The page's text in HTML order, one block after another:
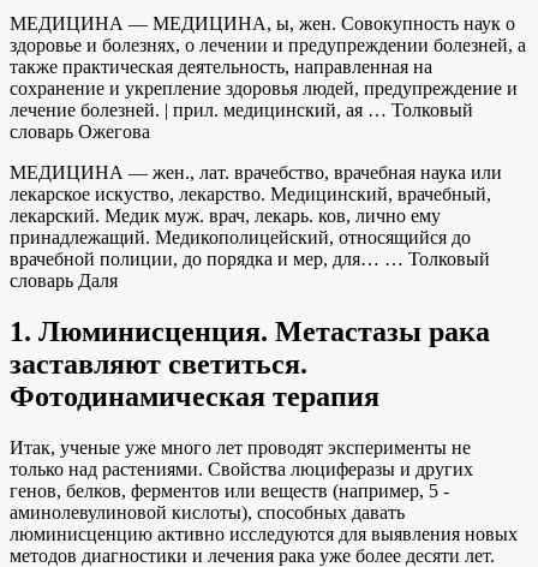
МЕДИЦИНА — МЕДИЦИНА, ы, жен. Совокупность наук о
здоровье и болезнях, о лечении и предупреждении болезней, а
также практическая деятельность, направленная на
сохранение и укрепление здоровья людей, предупреждение и
лечение болезней. | прил. медицинский, ая … Толковый
словарь Ожегова
МЕДИЦИНА — жен., лат. врачебство, врачебная наука или
лекарское искуство, лекарство. Медицинский, врачебный,
лекарский. Медик муж. врач, лекарь. ков, лично ему
принадлежащий. Медикополицейский, относящийся до
врачебной полиции, до порядка и мер, для… … Толковый
словарь Даля
1. Люминисценция. Метастазы рака
заставляют светиться.
Фотодинамическая терапия
Итак, ученые уже много лет проводят эксперименты не
только над растениями. Свойства люциферазы и других
генов, белков, ферментов или веществ (например, 5 -
аминолевулиновой кислоты), способных давать
люминисценцию активно исследуются для выявления новых
методов диагностики и лечения рака уже более десяти лет.